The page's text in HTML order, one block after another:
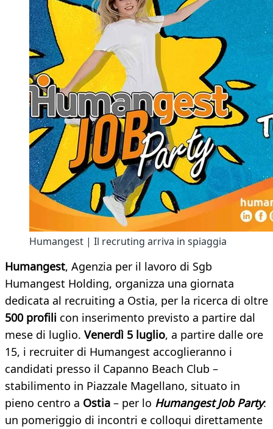
Humangest | Il recruting arriva in spiaggia
Humangest, Agenzia per il lavoro di Sgb
Humangest Holding, organizza una giornata
dedicata al recruiting a Ostia, per la ricerca di oltre
500 profili con inserimento previsto a partire dal
mese di luglio. Venerdì 5 luglio, a partire dalle ore
15, i recruiter di Humangest accoglieranno i
candidati presso il Capanno Beach Club –
stabilimento in Piazzale Magellano, situato in
pieno centro a Ostia – per lo Humangest Job Party:
un pomeriggio di incontri e colloqui direttamente